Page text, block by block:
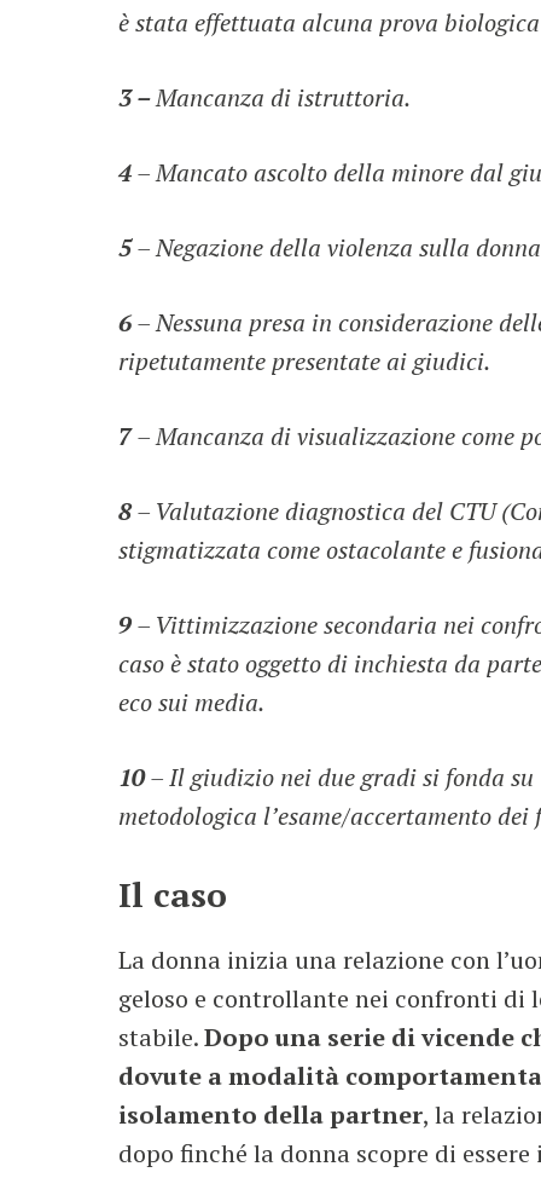
è stata effettuata alcuna prova
3 –Mancanza di istruttoria.
4– Mancato ascolto della minore dal
5– Negazione della violenza sulla
6– Nessuna presa in considerazione
ripetutamente presentate ai giudici.
7– Mancanza di visualizzazione come
8– Valutazione diagnostica del CTU
stigmatizzata come ostacolante e
9– Vittimizzazione secondaria nei
caso è stato oggetto di inchiesta da
eco sui media.
10– Il giudizio nei due gradi si fonda
metodologica l’esame/accertamento
Il caso
La donna inizia una relazione con
geloso e controllante nei confronti di
stabile.Dopo una serie di vicende
dovute a modalità
isolamento della partner, la
dopo finché la donna scopre di